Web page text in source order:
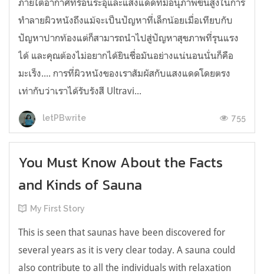
ทำลายผิวหนังถึงแม้จะเป็นปัญหาที่เล็กน้อยเมื่อเทียบกับ
ปัญหาปากท้องแต่ก็สามารถนำไปสู่ปัญหาสุขภาพที่รุนแรง
ได้ และคุณต้องไม่อยากได้ยินชื่อมันอย่างแน่นอนนั่นก็คือ
มะเร็ง.... การที่ผิวหนังของเราสัมผัสกับแสงแดดโดยตรง
เท่ากับว่าเราได้รับรังสี Ultravi...
letPBwrite 755
You Must Know About the Facts
and Kinds of Sauna
My First Story
This is seen that saunas have been discovered for
several years as it is very clear today. A sauna could
also contribute to all the individuals with relaxation